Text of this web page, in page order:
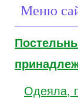
Меню
Одеяла,